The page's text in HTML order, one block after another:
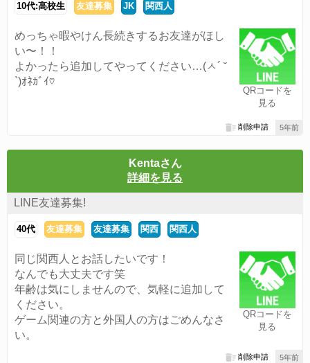
10代:高校生 友達募集 JK 関西人
QRコードを
見る
めっちゃ暇やけん長続きするお友達がほし
い〜！！
よかったら追加してやってください…(ㅅ´ ˘
`)ｵﾈｶﾞｲ♡
5年前
削除申請
Kentaさん
詳細を見る
LINE友達募集!
40代 友達募集 友達募集 関西 関西人
QRコードを
見る
同じ関西人とお話したいです！
なんでも大丈夫です笑
年齢は気にしませんので、気軽に追加して
ください。
ゲーム関連の方と外国人の方はごめんなさ
い。
5年前
削除申請